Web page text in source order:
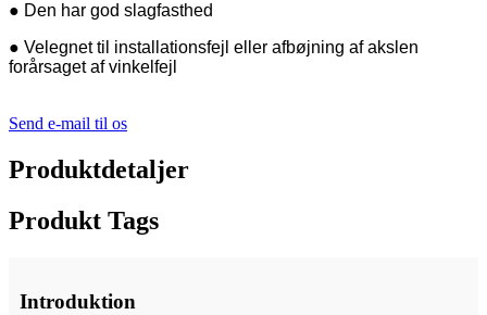
● Den har god slagfasthed
● Velegnet til installationsfejl eller afbøjning af akslen
forårsaget af vinkelfejl
Send e-mail til os
Produktdetaljer
Produkt Tags
Introduktion